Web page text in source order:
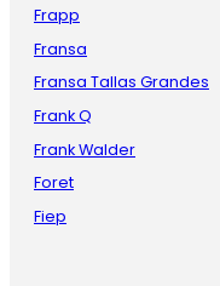
Frapp
Fransa
Fransa Tallas Grandes
Frank Q
Frank Walder
Foret
Fiep